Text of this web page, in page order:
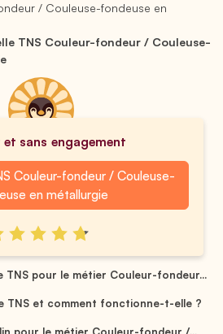
/ Couleuse-fondeuse en
TNS Couleur-fondeur / Couleuse-
sans engagement
Couleur-fondeur / Couleuse-
en métallurgie
TNS pour le métier Couleur-fondeur...
TNS et comment fonctionne-t-elle ?